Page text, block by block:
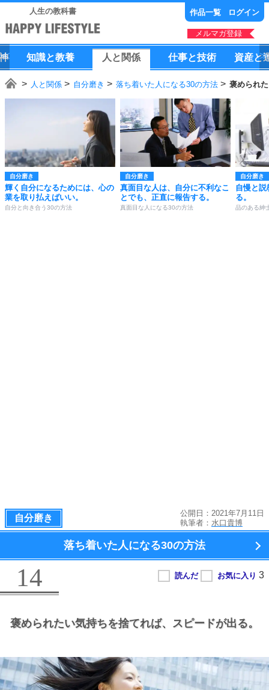
人生の教科書 作品一覧 ログイン
メルマガ登録
知識と教養 人 と 関係 仕事と技術 資産と
人と関係 自分磨き 落ち着いた人になる30の方法 褒められ
自分磨き
輝く自分になるためには、心の
業を取り払えばいい。
自分と向き合う30の方法
自分磨き
真面目な人は、自分に不利なこ
とでも、正直に報告する。
真面目な人になる30の方法
自分磨き
自慢と説
る。
品のある紳
自分磨き
公開日：2021年7月11日
執筆者： 水口貴博
落ち着いた人になる30の方法
14
褒められたい気持ちを捨てれば、 スピードが出る。